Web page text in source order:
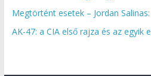
Megtörtént esetek – Jordan
AK-47: a CIA első rajza és az egyik